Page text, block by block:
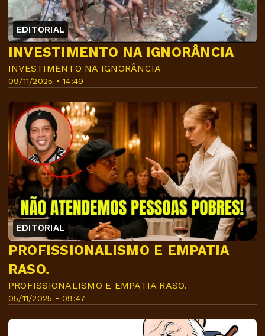
EDITORIAL
09/11/2025 • 14:49
INVESTIMENTO NA IGNORÂNCIA
INVESTIMENTO NA IGNORÂNCIA
EDITORIAL
05/11/2025 • 09:47
PROFISSIONALISMO E EMPATIA
RASO.
PROFISSIONALISMO E EMPATIA RASO.